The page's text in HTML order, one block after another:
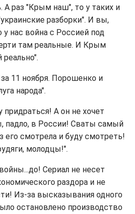
А раз "Крым наш", то у таких и
разборки". И вы,
у нас война с Россией под
там реальные. И Крым
11 ноября. Порошенко и
народа".
А он не хочет
падло, в России! Сваты самый
его смотрела и буду смотреть!
молодцы!".
Сериал не несет
раздора и не
Из-за высказывания одного
остановлено производство